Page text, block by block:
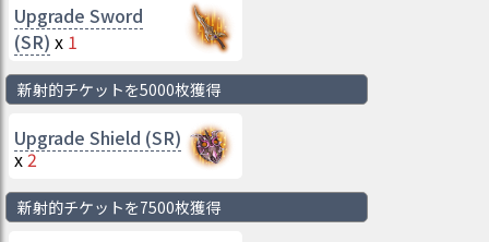
Upgrade Sword
(SR) x 1
新射的チケットを5000枚獲得
Upgrade Shield (SR)
x2
新射的チケットを7500枚獲得